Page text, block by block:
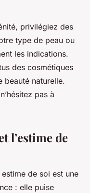
privilégiez des
type de peau ou
les indications.
des cosmétiques
beauté naturelle.
pas à
l’estime de
de soi est une
: elle puise